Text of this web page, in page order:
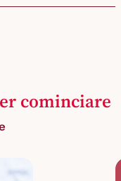
cominciare